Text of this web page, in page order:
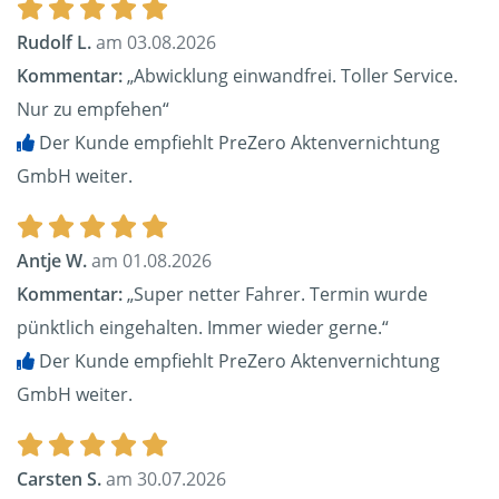
Rudolf L.am 03.08.2026
Kommentar:„Abwicklung einwandfrei. Toller Service.
Nur zu empfehen“
Der Kunde empfiehlt PreZero Aktenvernichtung
GmbH weiter.
Antje W.am 01.08.2026
Kommentar:„Super netter Fahrer. Termin wurde
pünktlich eingehalten. Immer wieder gerne.“
Der Kunde empfiehlt PreZero Aktenvernichtung
GmbH weiter.
Carsten S.am 30.07.2026